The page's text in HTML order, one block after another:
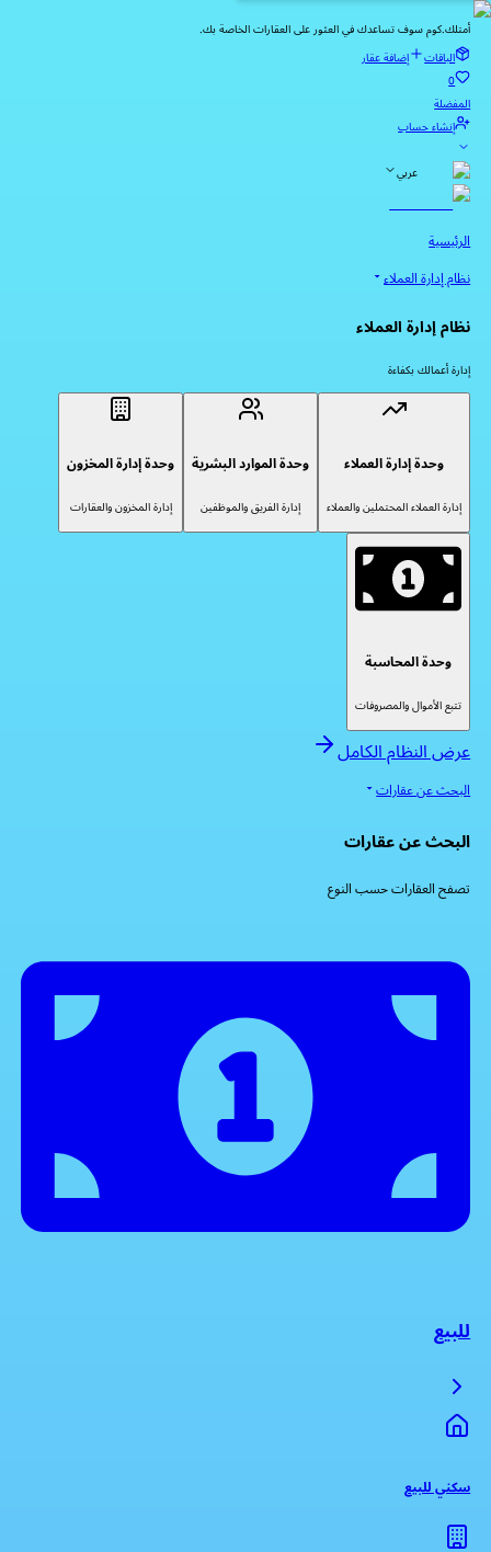
أمتلك.كوم سوف تساعدك في العثور على العقارات الخاصة بك.
الباقات
إضافة عقار
0
المفضلة
إنشاء حساب
عربي
الرئيسية
نظام إدارة العملاء
نظام إدارة العملاء
إدارة أعمالك بكفاءة
وحدة إدارة العملاء
إدارة العملاء المحتملين والعملاء
وحدة الموارد البشرية
إدارة الفريق والموظفين
وحدة إدارة المخزون
إدارة المخزون والعقارات
وحدة المحاسبة
تتبع الأموال والمصروفات
عرض النظام الكامل
البحث عن عقارات
البحث عن عقارات
تصفح العقارات حسب النوع
للبيع
سكني للبيع